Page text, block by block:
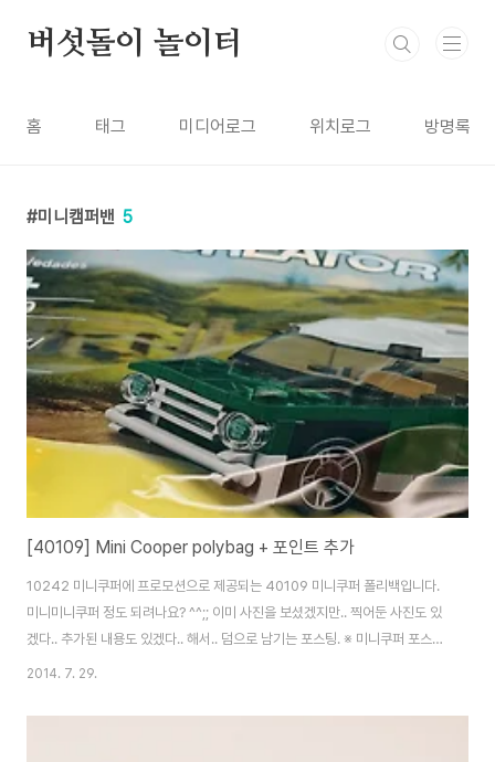
버섯돌이 놀이터
홈 태그 미디어로그 위치로그 방명록
미니캠퍼밴 5
[40109] Mini Cooper polybag + 포인트 추가
10242 미니쿠퍼에 프로모션으로 제공되는 40109 미니쿠퍼 폴리백입니다.
미니미니쿠퍼 정도 되려나요? ^^;; 이미 사진을 보셨겠지만.. 찍어둔 사진도 있
겠다.. 추가된 내용도 있겠다.. 해서.. 덤으로 남기는 포스팅. ※ 미니쿠퍼 포스팅
보기 ▽[10242] 준비 되셨습니까? MINI Cooper가 나왔습니다! - 2014.
하게 늘길래 봤더니.. 쿨럭..; 모두모두 환영합니다. ^^ 소소한 인스와 부품들.
2014. 7. 29.